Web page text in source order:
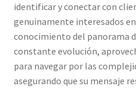
identificar y conectar con
genuinamente interesados
conocimiento del panorama
constante evolución,
para navegar por las
asegurando que su mensaje